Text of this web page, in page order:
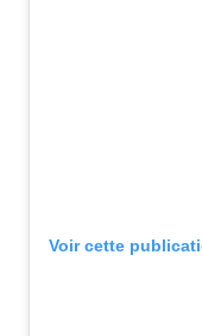
Voir cette